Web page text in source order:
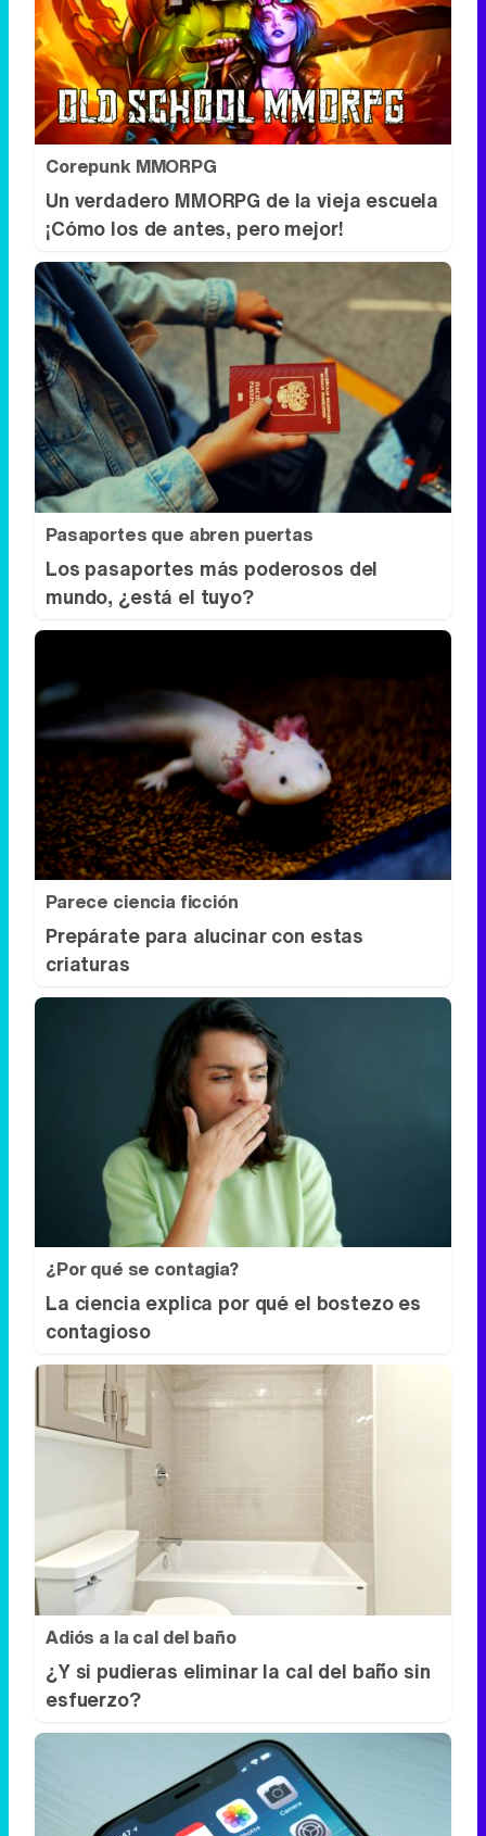
Corepunk MMORPG
Un verdadero MMORPG de la vieja escuela
¡Cómo los de antes, pero mejor!
Pasaportes que abren puertas
Los pasaportes más poderosos del
mundo, ¿está el tuyo?
Parece ciencia ficción
Prepárate para alucinar con estas
criaturas
¿Por qué se contagia?
La ciencia explica por qué el bostezo es
contagioso
Adiós a la cal del baño
¿Y si pudieras eliminar la cal del baño sin
esfuerzo?